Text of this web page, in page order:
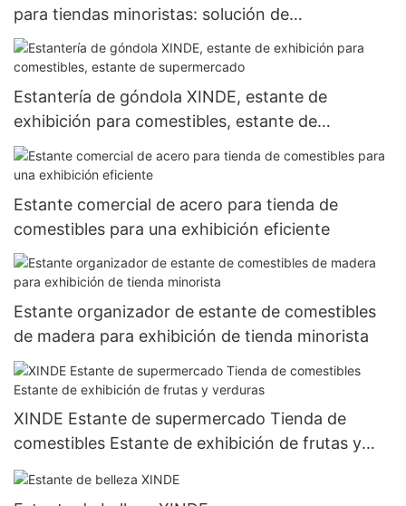
para tiendas minoristas: solución de
comercialización eficiente
Estantería de góndola XINDE, estante de
exhibición para comestibles, estante de
supermercado
Estante comercial de acero para tienda de
comestibles para una exhibición eficiente
Estante organizador de estante de comestibles
de madera para exhibición de tienda minorista
XINDE Estante de supermercado Tienda de
comestibles Estante de exhibición de frutas y
verduras